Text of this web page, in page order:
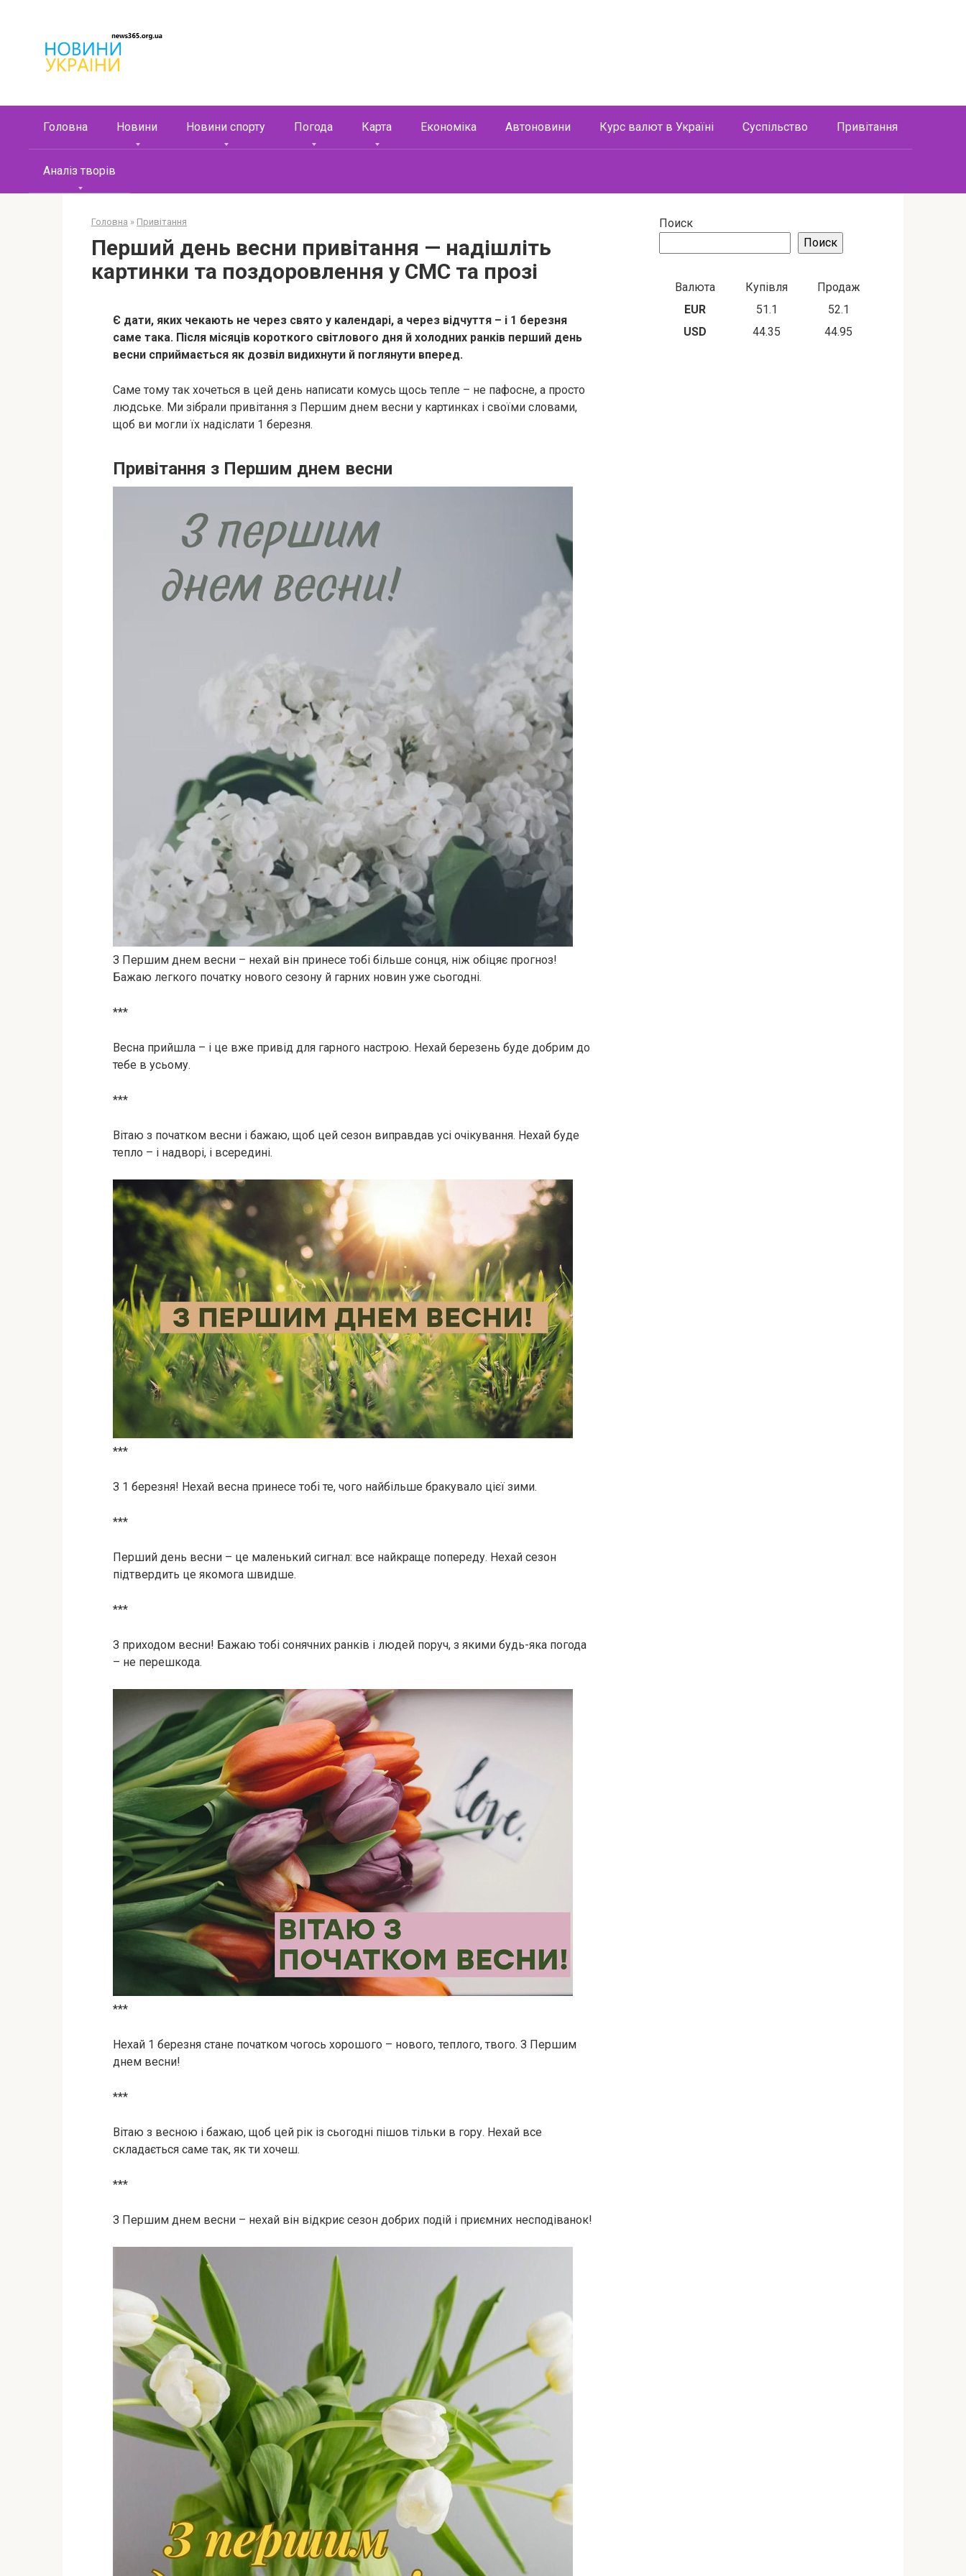
контенту
Головна Новини Новини спорту Погода Карта Економіка Автоновини Курс валют в Україні Суспільство Привітання
Аналіз творів
Головна » Привітання
Перший день весни привітання — надішліть
картинки та поздоровлення у СМС та прозі
Є дати, яких чекають не через свято у календарі, а через відчуття – і 1 березня
саме така. Після місяців короткого світлового дня й холодних ранків перший день
весни сприймається як дозвіл видихнути й поглянути вперед.
Саме тому так хочеться в цей день написати комусь щось тепле – не пафосне, а просто
людське. Ми зібрали привітання з Першим днем весни у картинках і своїми словами,
щоб ви могли їх надіслати 1 березня.
Привітання з Першим днем весни
З Першим днем весни – нехай він принесе тобі більше сонця, ніж обіцяє прогноз!
Бажаю легкого початку нового сезону й гарних новин уже сьогодні.
***
Весна прийшла – і це вже привід для гарного настрою. Нехай березень буде добрим до
тебе в усьому.
***
Вітаю з початком весни і бажаю, щоб цей сезон виправдав усі очікування. Нехай буде
тепло – і надворі, і всередині.
***
З 1 березня! Нехай весна принесе тобі те, чого найбільше бракувало цієї зими.
***
Перший день весни – це маленький сигнал: все найкраще попереду. Нехай сезон
підтвердить це якомога швидше.
***
З приходом весни! Бажаю тобі сонячних ранків і людей поруч, з якими будь-яка погода
– не перешкода.
***
Нехай 1 березня стане початком чогось хорошого – нового, теплого, твого. З Першим
днем весни!
***
Вітаю з весною і бажаю, щоб цей рік із сьогодні пішов тільки в гору. Нехай все
складається саме так, як ти хочеш.
***
З Першим днем весни – нехай він відкриє сезон добрих подій і приємних несподіванок!
Поиск
Поиск
Валюта Купівля
Продаж
EUR
51.1
52.1
USD
44.35 44.95